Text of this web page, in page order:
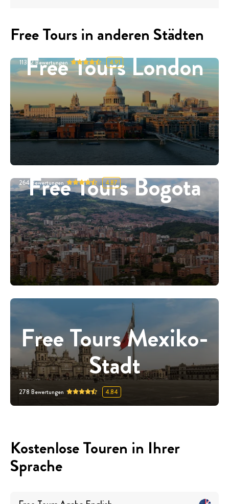
Free Tours in anderen Städten
Free Tours London
11332Bewertungen 4.91
Free Tours Bogota
264 Bewertungen 4.87
Free Tours Mexiko-
Stadt
278 Bewertungen 4.84
Kostenlose Touren in Ihrer
Sprache